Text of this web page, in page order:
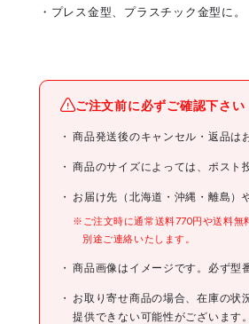
・プレス金型、プラスチック金型に。
ブランド名 TRUSCO
商品名
由長
型式 T-
メーカー希望小売価格 130円(税
JANコード
ご注文前に必ずご確認下さい
商品発送後のキャンセル・返品は
商品のサイズによっては、ポスト
お届け先（北海道・沖縄・離島）
※ご注文時に通常送料770円や送料無
別途ご連絡いたします。
商品画像はイメージです。必ず型
お取り寄せ商品の場合、在庫の状
提供できない可能性がございます。